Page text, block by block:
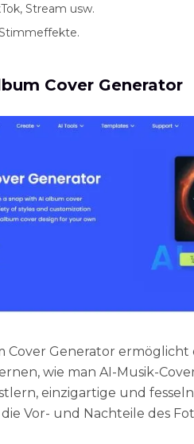
Stream usw.
Cover Generator
Cover Generator ermöglicht
wie man AI-Musik-
einzigartige und
Vor- und Nachteile des